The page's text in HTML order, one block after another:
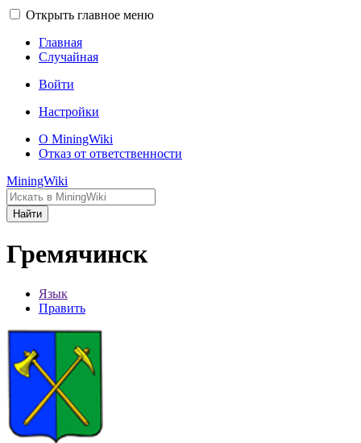
Открыть главное меню
Главная
Случайная
Войти
Настройки
О MiningWiki
Отказ от ответственности
MiningWiki
Найти
Гремячинск
Язык
Править